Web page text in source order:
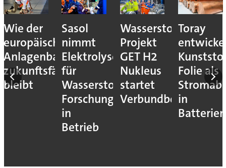
Wie der
europäische
Anlagenbau
zukunftsfähig
bleibt
Sasol
nimmt
Elektrolyseur
für
Wasserstoff-
Forschung
in
Betrieb
Wasserstoff-
Projekt
GET H2
Nukleus
startet
Verbundbetrieb
Toray
Folie als
in
Batterien